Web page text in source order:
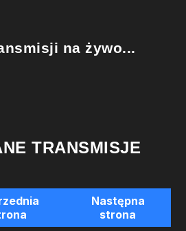
na żywo...
TRANSMISJE
Następna
strona